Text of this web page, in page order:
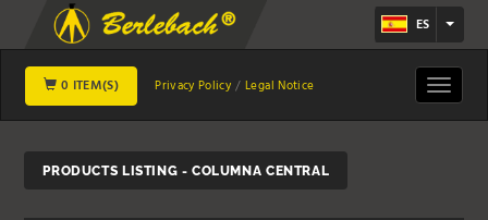
ES
0 ITEM(S) Privacy Policy Legal Notice
Toggle
PRODUCTS LISTING - COLUMNA CENTRAL